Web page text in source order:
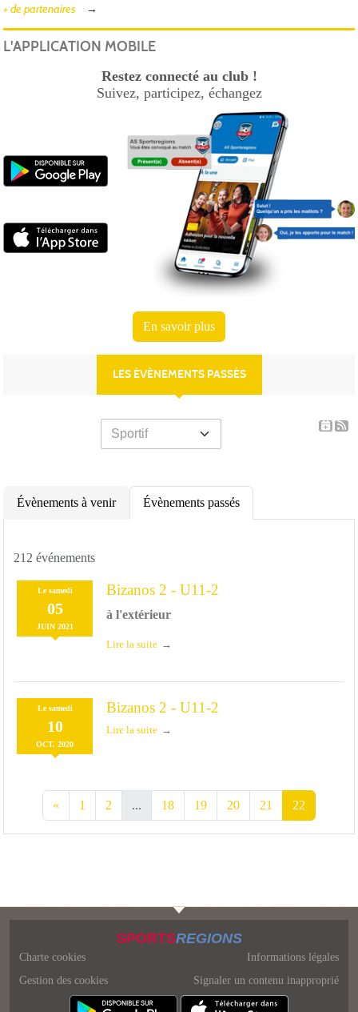
LES ÉVÈNEMENTS PASSÉS
Évènements à venir Évènements passés
212 événements
Lesamedi
05
JUIN 2021
Bizanos 2 - U11-2
à l'extérieur
Lire la suite
Lesamedi
10
OCT. 2020
Bizanos 2 - U11-2
Lire la suite
« 1 2 ... 18 19 20 21 22
+ de partenaires
L'APPLICATION MOBILE
Restez connecté au club !
Suivez, participez, échangez
En savoir plus
SPORTSREGIONS
Charte cookies
Gestion des cookies
Informations légales
Signaler un contenu inapproprié